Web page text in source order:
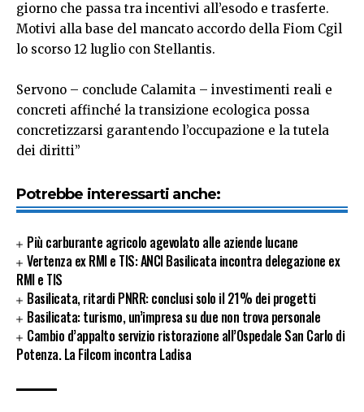
giorno che passa tra incentivi all’esodo e trasferte.
Motivi alla base del mancato accordo della Fiom Cgil
lo scorso 12 luglio con Stellantis.
Servono – conclude Calamita – investimenti reali e
concreti affinché la transizione ecologica possa
concretizzarsi garantendo l’occupazione e la tutela
dei diritti”
Potrebbe interessarti anche:
Più carburante agricolo agevolato alle aziende lucane
Vertenza ex RMI e TIS: ANCI Basilicata incontra delegazione ex
RMI e TIS
Basilicata, ritardi PNRR: conclusi solo il 21% dei progetti
Basilicata: turismo, un’impresa su due non trova personale
Cambio d’appalto servizio ristorazione all’Ospedale San Carlo di
Potenza. La Filcom incontra Ladisa